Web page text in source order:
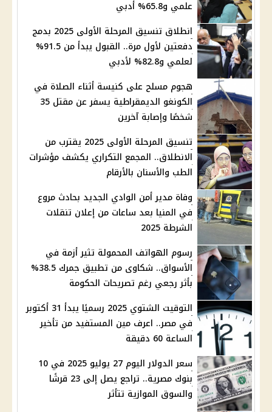
علمي و65.8% أدبي
انطلاق تنسيق المرحلة الأولى 2025 بدمج
دفعتين لأول مرة.. القبول يبدأ من 91.5%
لعلمي و82.8% لأدبي
هجوم مسلح على كنيسة أثناء الصلاة في
الكونغو الديمقراطية يسفر عن مقتل 35
شخصًا وإصابة آخرين
تنسيق المرحلة الأولى 2025 يقترب من
الانطلاق.. المجمع التكراري يكشف مؤشرات
الطب والأسنان بالأرقام
وفاة مدير أمن الوادي الجديد بحادث مروع
في المنيا بعد ساعات من إعلان تنقلات
الشرطة 2025
رسوم الهواتف المحمولة تثير أزمة في
الأسواق.. شكاوى من تطبيق جمرك 38.5%
بأثر رجعي رغم تصريحات الحكومة
التوقيت الشتوي 2025 رسميًا يبدأ 31 أكتوبر
في مصر.. اعرف مين المستفيد من تأخير
الساعة 60 دقيقة
سعر الدولار اليوم 27 يوليو 2025 في 10
بنوك مصرية.. تراجع يصل إلى 23 قرشًا
والسوق الموازية تتأثر